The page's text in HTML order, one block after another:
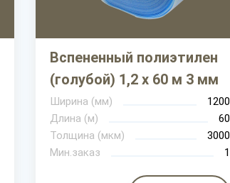
Вспененный полиэтилен
(голубой) 1,2 х 60 м 3 мм
Ширина (мм)
1200
Длина (м)
60
Толщина (мкм)
3000
Мин.заказ
1